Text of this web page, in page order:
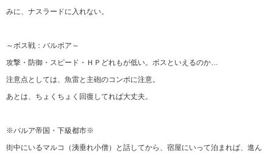
みに、ナスラードに入れない。
～ボス戦：バルボア～
攻撃・防御・スピード・ＨＰどれもが低い。ボスといえるのか…
注意点としては、魚雷と主砲のコンボに注意。
あとは、ちょくちょく回復してれば大丈夫。
※バルア帝国・下級都市※
街中にいるマルコ（洟垂れ小僧）と話してから、宿屋にいって泊まれば、進ん